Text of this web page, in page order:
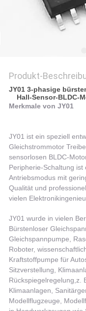
Produkt-
JY01 3-phasige
Hall-Sensor-BLDC-
Merkmale von JY01
JY01 ist ein speziell
Gleichstrommotor
sensorlosen BLDC-
Peripherie-Schaltung ist
Antriebsmodus mit
Qualität und
vielen
JY01 wurde in vielen
Bürstenloser
Gleichspannpumpe,
Roboter,
Kraftstoffpumpe für
Sitzverstellung,
Rückspiegelregelung,z.
Klimaanlagen,
Modellflugzeuge,